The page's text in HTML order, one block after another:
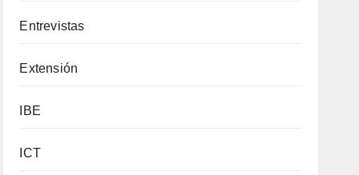
Entrevistas
Extensión
IBE
ICT